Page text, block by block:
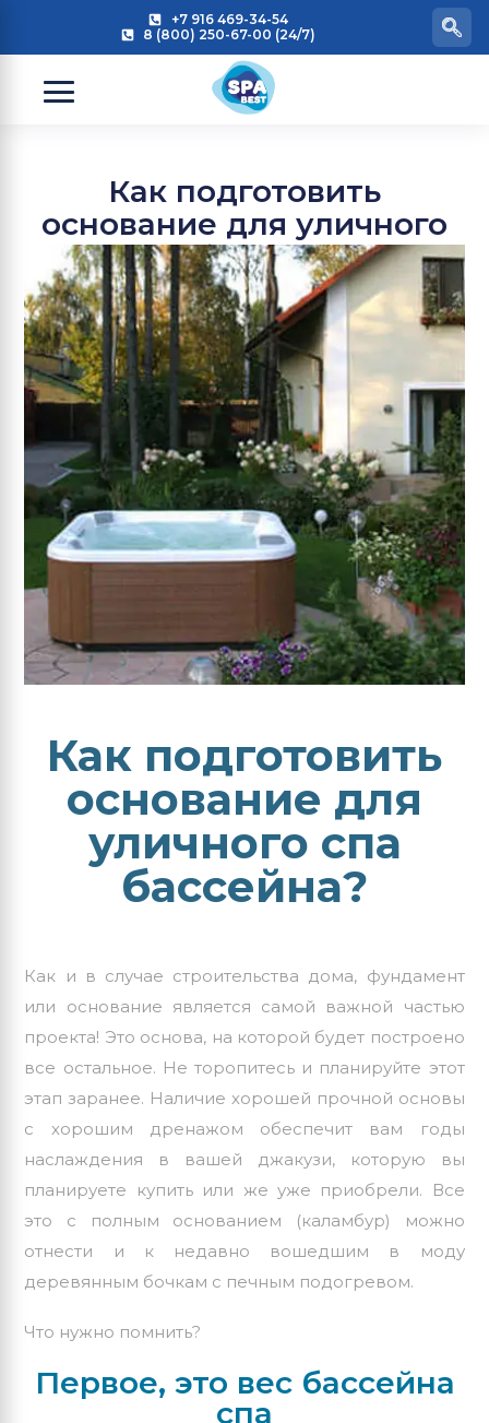
+7 916 469-34-54
8 (800) 250-67-00 (24/7)
Как подготовить
основание для уличного
спа бассейна?
Как подготовить
основание для
уличного спа
бассейна?
Как и в случае строительства дома, фундамент
или основание является самой важной частью
проекта! Это основа, на которой будет построено
все остальное. Не торопитесь и планируйте этот
этап заранее. Наличие хорошей прочной основы
с хорошим дренажом обеспечит вам годы
наслаждения в вашей джакузи, которую вы
планируете купить или же уже приобрели. Все
это с полным основанием (каламбур) можно
отнести и к недавно вошедшим в моду
деревянным бочкам с печным подогревом.
Что нужно помнить?
Первое, это вес бассейна
спа